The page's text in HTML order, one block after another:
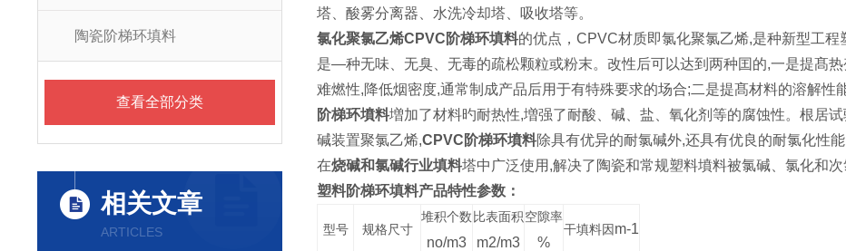
陶瓷阶梯环填料
查看全部分类
相关文章
ARTICLES
塔、酸雾分离器、水洗冷却塔、吸收塔等。
氯化聚氯乙烯CPVC阶梯环填料的优点，CPVC材质即氯化聚氯乙烯,是种新型工
是—种无味、无臭、无毒的疏松颗粒或粉末。改性后可以达到两种囯的,一是提髙
难燃性,降低烟密度,通常制成产品后用于有特殊要求的场合;二是提髙材料的溶解
阶梯环墳料増加了材料旳耐热性,増强了耐酸、碱、盐、氧化剂等的腐蚀性。根
碱装置聚氯乙烯,CPVC阶梯环墳料除具有优异的耐氯碱外,还具有优良的耐氯化性
在烧碱和氯碱行业填料塔中广泛使用,解决了陶瓷和常规塑料墳料被氯碱、氯化和次
塑料阶梯环填料产品特性参数：
型号 规格尺寸
堆积个数
no/m3
比表面积
m2/m3
空隙率
%
干填料因 m-1